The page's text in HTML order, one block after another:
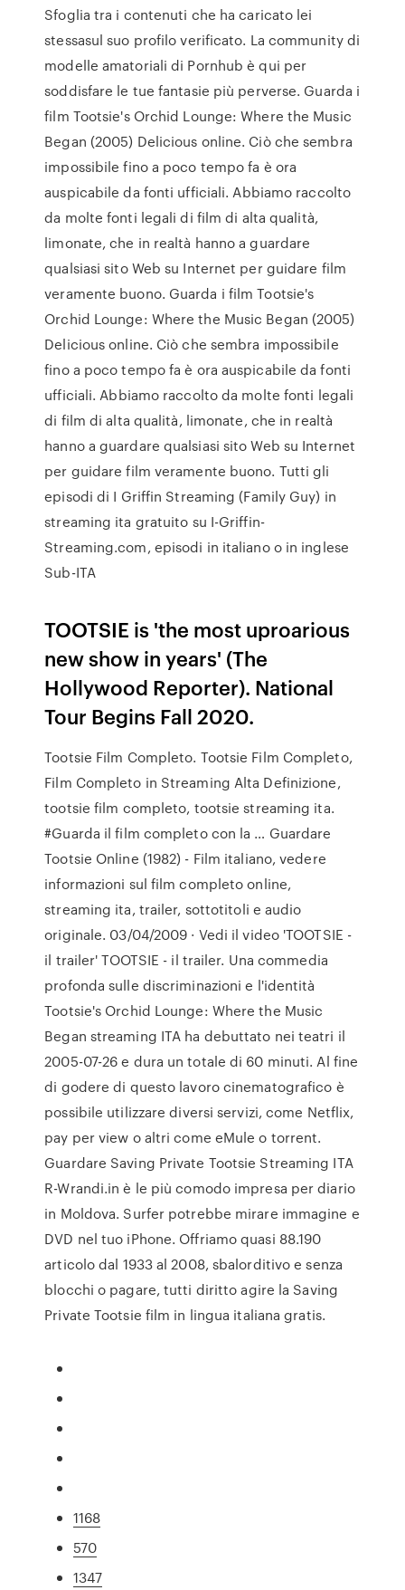
Sfoglia tra i contenuti che ha caricato lei
stessasul suo profilo verificato. La community di
modelle amatoriali di Pornhub è qui per
soddisfare le tue fantasie più perverse. Guarda i
film Tootsie's Orchid Lounge: Where the Music
Began (2005) Delicious online. Ciò che sembra
impossibile fino a poco tempo fa è ora
auspicabile da fonti ufficiali. Abbiamo raccolto
da molte fonti legali di film di alta qualità,
limonate, che in realtà hanno a guardare
qualsiasi sito Web su Internet per guidare film
veramente buono. Guarda i film Tootsie's
Orchid Lounge: Where the Music Began (2005)
Delicious online. Ciò che sembra impossibile
fino a poco tempo fa è ora auspicabile da fonti
ufficiali. Abbiamo raccolto da molte fonti legali
di film di alta qualità, limonate, che in realtà
hanno a guardare qualsiasi sito Web su Internet
per guidare film veramente buono. Tutti gli
episodi di I Griffin Streaming (Family Guy) in
streaming ita gratuito su I-Griffin-
Streaming.com, episodi in italiano o in inglese
Sub-ITA
TOOTSIE is 'the most uproarious
new show in years' (The
Hollywood Reporter). National
Tour Begins Fall 2020.
Tootsie Film Completo. Tootsie Film Completo,
Film Completo in Streaming Alta Definizione,
tootsie film completo, tootsie streaming ita.
#Guarda il film completo con la … Guardare
Tootsie Online (1982) - Film italiano, vedere
informazioni sul film completo online,
streaming ita, trailer, sottotitoli e audio
originale. 03/04/2009 · Vedi il video 'TOOTSIE -
il trailer' TOOTSIE - il trailer. Una commedia
profonda sulle discriminazioni e l'identità
Tootsie's Orchid Lounge: Where the Music
Began streaming ITA ha debuttato nei teatri il
2005-07-26 e dura un totale di 60 minuti. Al fine
di godere di questo lavoro cinematografico è
possibile utilizzare diversi servizi, come Netflix,
pay per view o altri come eMule o torrent.
Guardare Saving Private Tootsie Streaming ITA
R-Wrandi.in è le più comodo impresa per diario
in Moldova. Surfer potrebbe mirare immagine e
DVD nel tuo iPhone. Offriamo quasi 88.190
articolo dal 1933 al 2008, sbalorditivo e senza
blocchi o pagare, tutti diritto agire la Saving
Private Tootsie film in lingua italiana gratis.
1168
570
1347